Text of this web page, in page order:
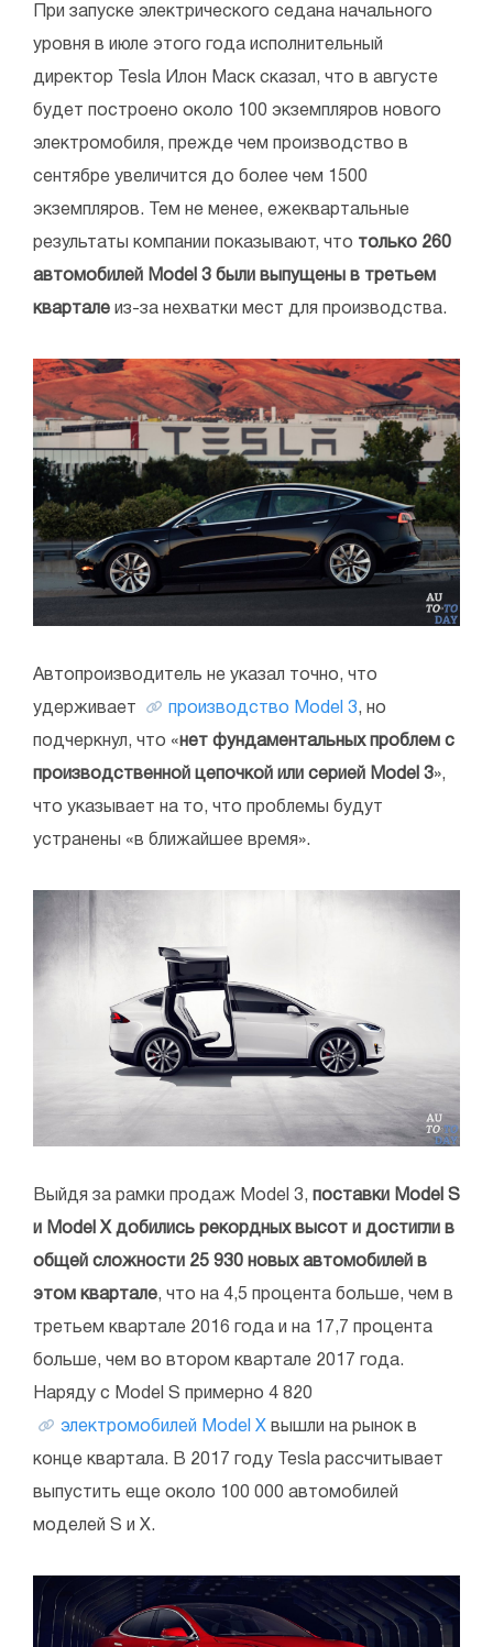
При запуске электрического седана начального
уровня в июле этого года исполнительный
директор Tesla Илон Маск сказал, что в августе
будет построено около 100 экземпляров нового
электромобиля, прежде чем производство в
сентябре увеличится до более чем 1500
экземпляров. Тем не менее, ежеквартальные
результаты компании показывают, что только 260
автомобилей Model 3 были выпущены в третьем
квартале из-за нехватки мест для производства.
Автопроизводитель не указал точно, что
удерживает производство Model 3, но
подчеркнул, что « нет фундаментальных проблем с
производственной цепочкой или серией Model 3»,
что указывает на то, что проблемы будут
устранены «в ближайшее время».
Выйдя за рамки продаж Model 3, поставки Model S
и Model X добились рекордных высот и достигли в
общей сложности 25 930 новых автомобилей в
этом квартале, что на 4,5 процента больше, чем в
третьем квартале 2016 года и на 17,7 процента
больше, чем во втором квартале 2017 года.
Наряду с Model S примерно 4 820
электромобилей Model X вышли на рынок в
конце квартала. В 2017 году Tesla рассчитывает
выпустить еще около 100 000 автомобилей
моделей S и X.